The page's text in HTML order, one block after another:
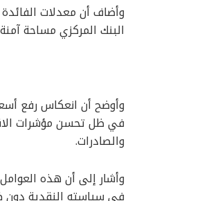
البنك المركزي مساحة
وأوضح أن انعكاس رفع
في ظل تحسن مؤشرات
والصادرات.
وأشار إلى أن هذه
في سياسته النقدية دون